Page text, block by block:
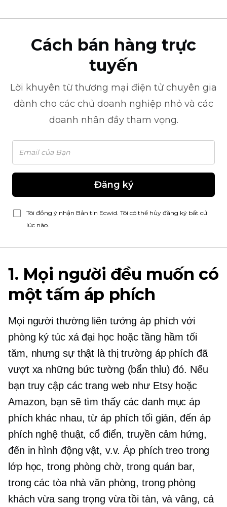
Cách bán hàng trực
tuyến
Lời khuyên từ thương mại điện tử chuyên gia
dành cho các chủ doanh nghiệp nhỏ và các
doanh nhân đầy tham vọng.
Đăng ký
Tôi đồng ý nhận Bản tin Ecwid. Tôi có thể hủy đăng ký bất cứ
lúc nào.
1. Mọi người đều muốn có
một tấm áp phích
Mọi người thường liên tưởng áp phích với
phòng ký túc xá đại học hoặc tầng hầm tối
tăm, nhưng sự thật là thị trường áp phích đã
vượt xa những bức tường (bẩn thỉu) đó. Nếu
bạn truy cập các trang web như Etsy hoặc
Amazon, bạn sẽ tìm thấy các danh mục áp
phích khác nhau, từ áp phích tối giản, đến áp
phích nghệ thuật, cổ điển, truyền cảm hứng,
đến in hình động vật, v.v. Áp phích treo trong
lớp học, trong phòng chờ, trong quán bar,
trong các tòa nhà văn phòng, trong phòng
khách vừa sang trọng vừa tồi tàn, và vâng, cả